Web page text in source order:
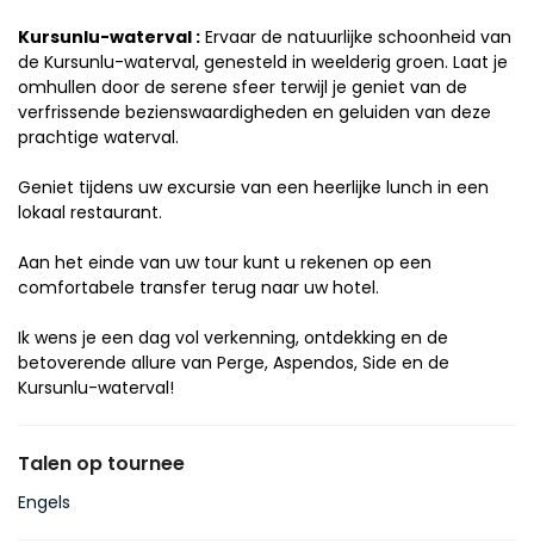
Kursunlu-waterval : Ervaar de natuurlijke schoonheid van
de Kursunlu-waterval, genesteld in weelderig groen. Laat je
omhullen door de serene sfeer terwijl je geniet van de
verfrissende bezienswaardigheden en geluiden van deze
prachtige waterval.
Geniet tijdens uw excursie van een heerlijke lunch in een
lokaal restaurant.
Aan het einde van uw tour kunt u rekenen op een
comfortabele transfer terug naar uw hotel.
Ik wens je een dag vol verkenning, ontdekking en de
betoverende allure van Perge, Aspendos, Side en de
Kursunlu-waterval!
Talen op tournee
Engels